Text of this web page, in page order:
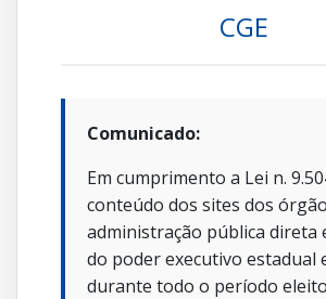
CGE
Comunicado:
Em cumprimento a Lei n.
conteúdo dos sites dos
administração pública direta
do poder executivo estadual
durante todo o período